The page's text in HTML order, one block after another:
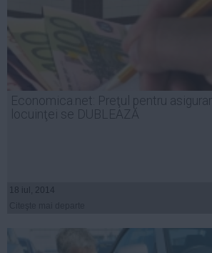
Economica.net: Preţul pentru
locuinţei se DUBLEAZĂ
18 iul, 2014